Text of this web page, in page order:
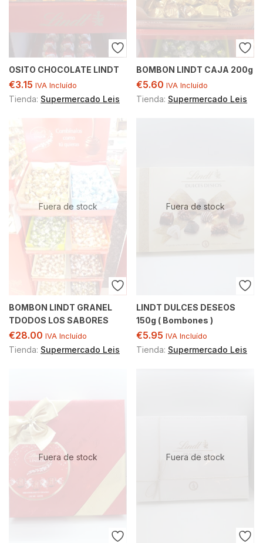
OSITO CHOCOLATE LINDT
€3.15 IVA Incluído
Tienda: Supermercado Leis
BOMBON LINDT CAJA 200g
€5.60 IVA Incluído
Tienda: Supermercado Leis
Fuera de stock
BOMBON LINDT GRANEL
TDODOS LOS SABORES
€28.00 IVA Incluído
Tienda: Supermercado Leis
Fuera de stock
LINDT DULCES DESEOS
150g ( Bombones )
€5.95 IVA Incluído
Tienda: Supermercado Leis
Fuera de stock Fuera de stock